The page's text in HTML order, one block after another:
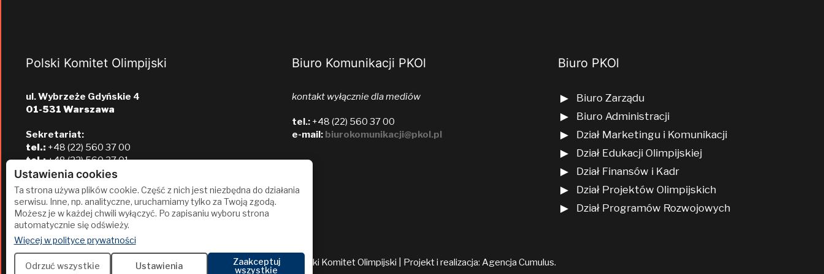
Polski Komitet Olimpijski
ul. Wybrzeże Gdyńskie 4
01-531 Warszawa
Sekretariat:
tel.: +48 (22) 560 37 00
tel.:+48 (22) 560 37 01
e-mail:pkol@pkol.pl
Biuro Komunikacji PKOl
kontakt wyłącznie dla mediów
tel.:+48 (22) 560 37 00
e-mail: biurokomunikacji@pkol.pl
Biuro PKOl
Biuro Zarządu
Biuro Administracji
Dział Marketingu i Komunikacji
Dział Edukacji Olimpijskiej
Dział Finansów i Kadr
Dział Projektów Olimpijskich
Dział Programów Rozwojowych
2026 Polski Komitet Olimpijski | Projekt i realizacja: Agencja Cumulus.
Ustawienia cookies
Ta strona używa plików cookie. Część z nich jest niezbędna do działania
serwisu. Inne, np. analityczne, uruchamiamy tylko za Twoją zgodą.
Możesz je w każdej chwili wyłączyć. Po zapisaniu wyboru strona
automatycznie się odświeży.
Więcej w polityce prywatności(otwiera się w nowej karcie)
Odrzuć wszystkie Ustawienia
Zaakceptuj
wszystkie